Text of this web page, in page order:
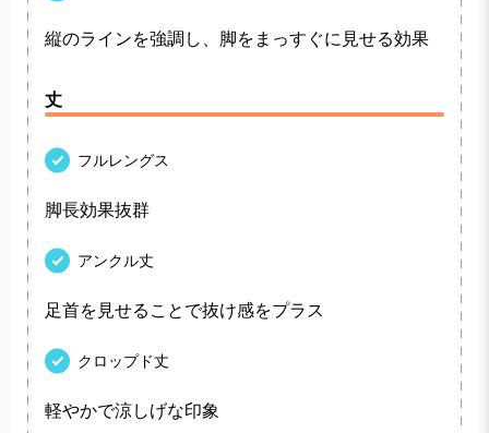
縦のラインを強調し、脚をまっすぐに見せる効果
丈
フルレングス
脚長効果抜群
アンクル丈
足首を見せることで抜け感をプラス
クロップド丈
軽やかで涼しげな印象